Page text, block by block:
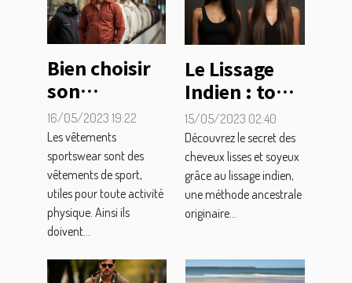
Bien choisir
son
vêtement
sportswear :
comment
faire ?
16/05/2023 19:22
Les vêtements
sportswear sont des
vêtements de sport,
utiles pour toute activité
physique. Ainsi ils
doivent...
Le Lissage
Indien : tout
ce que vous
devez savoir
pour des
cheveux
parfaitement
lisses
15/05/2023 02:40
Découvrez le secret des
cheveux lisses et soyeux
grâce au lissage indien,
une méthode ancestrale
originaire...